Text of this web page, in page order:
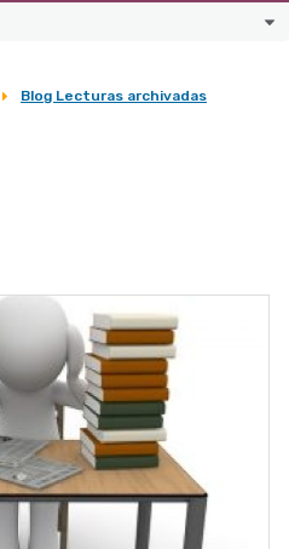
Blog Lecturas archivadas